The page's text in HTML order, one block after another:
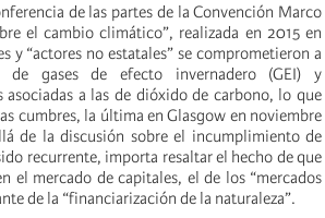
de las partes de la Convención Marco
el cambio climático”, realizada en 2015 en
y “actores no estatales” se comprometieron a
de gases de efecto invernadero (GEI) y
asociadas a las de dióxido de carbono, lo que
cumbres, la última en Glasgow en noviembre
de la discusión sobre el incumplimiento de
recurrente, importa resaltar el hecho de que
el mercado de capitales, el de los “mercados
de la “financiarización de la naturaleza”.